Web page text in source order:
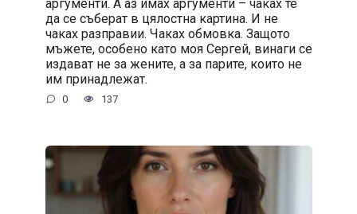
аргументи. А аз имах аргументи – чаках те
да се съберат в цялостна картина. И не
чаках разправии. Чаках обмовка. Защото
мъжете, особено като моя Сергей, винаги се
издават не за жените, а за парите, които не
им принадлежат.
0 137